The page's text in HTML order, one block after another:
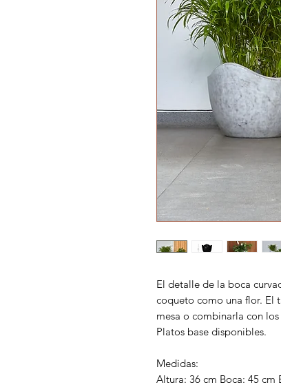
El detalle de la boca
coqueto como una flor. El
mesa o combinarla con
Platos base disponibles.
Medidas:
Altura: 36 cm Boca: 45 cm